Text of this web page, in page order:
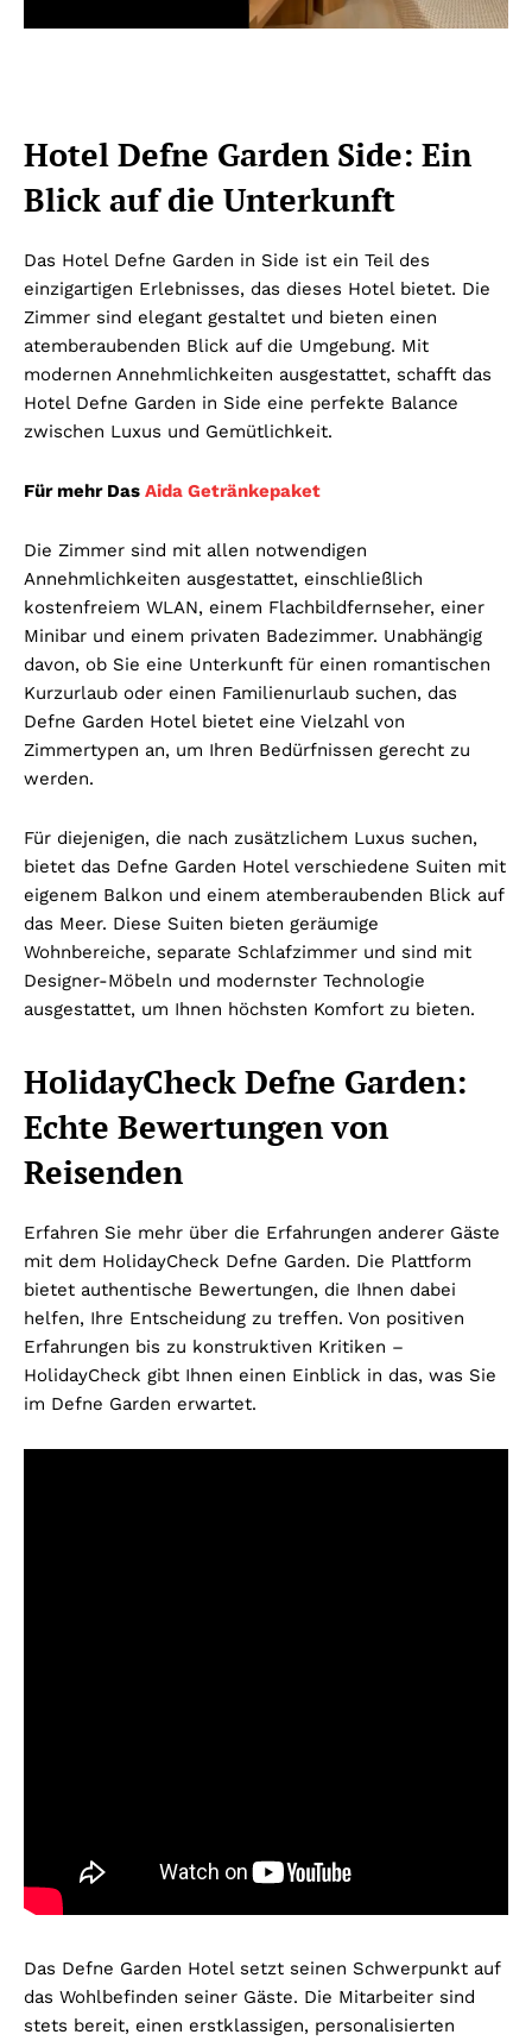
Hotel Defne Garden Side: Ein
Blick auf die Unterkunft
Das Hotel Defne Garden in Side ist ein Teil des
einzigartigen Erlebnisses, das dieses Hotel bietet. Die
Zimmer sind elegant gestaltet und bieten einen
atemberaubenden Blick auf die Umgebung. Mit
modernen Annehmlichkeiten ausgestattet, schafft das
Hotel Defne Garden in Side eine perfekte Balance
zwischen Luxus und Gemütlichkeit.
Für mehr Das Aida Getränkepaket
Die Zimmer sind mit allen notwendigen
Annehmlichkeiten ausgestattet, einschließlich
kostenfreiem WLAN, einem Flachbildfernseher, einer
Minibar und einem privaten Badezimmer. Unabhängig
davon, ob Sie eine Unterkunft für einen romantischen
Kurzurlaub oder einen Familienurlaub suchen, das
Defne Garden Hotel bietet eine Vielzahl von
Zimmertypen an, um Ihren Bedürfnissen gerecht zu
werden.
Für diejenigen, die nach zusätzlichem Luxus suchen,
bietet das Defne Garden Hotel verschiedene Suiten mit
eigenem Balkon und einem atemberaubenden Blick auf
das Meer. Diese Suiten bieten geräumige
Wohnbereiche, separate Schlafzimmer und sind mit
Designer-Möbeln und modernster Technologie
ausgestattet, um Ihnen höchsten Komfort zu bieten.
HolidayCheck Defne Garden:
Echte Bewertungen von
Reisenden
Erfahren Sie mehr über die Erfahrungen anderer Gäste
mit dem HolidayCheck Defne Garden. Die Plattform
bietet authentische Bewertungen, die Ihnen dabei
helfen, Ihre Entscheidung zu treffen. Von positiven
Erfahrungen bis zu konstruktiven Kritiken –
HolidayCheck gibt Ihnen einen Einblick in das, was Sie
im Defne Garden erwartet.
Das Defne Garden Hotel setzt seinen Schwerpunkt auf
das Wohlbefinden seiner Gäste. Die Mitarbeiter sind
stets bereit, einen erstklassigen, personalisierten